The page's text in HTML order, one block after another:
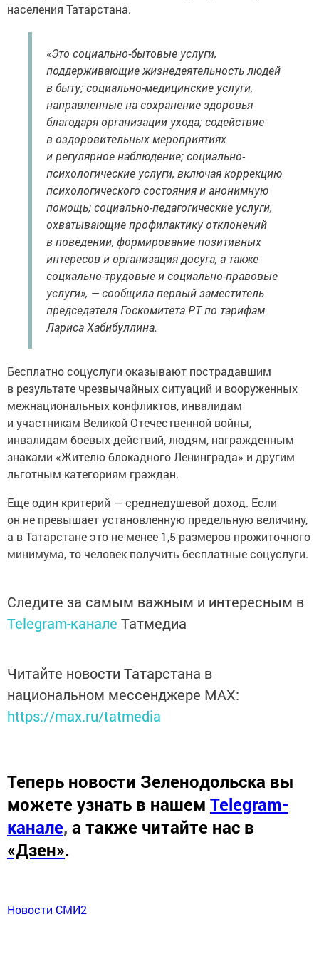
населения Татарстана.
«Это социально-бытовые услуги,
поддерживающие жизнедеятельность людей
в быту; социально-медицинские услуги,
направленные на сохранение здоровья
благодаря организации ухода; содействие
в оздоровительных мероприятиях
и регулярное наблюдение; социально-
психологические услуги, включая коррекцию
психологического состояния и анонимную
помощь; социально-педагогические услуги,
охватывающие профилактику отклонений
в поведении, формирование позитивных
интересов и организация досуга, а также
социально-трудовые и социально-правовые
услуги», — сообщила первый заместитель
председателя Госкомитета РТ по тарифам
Лариса Хабибуллина.
Бесплатно соцуслуги оказывают пострадавшим
в результате чрезвычайных ситуаций и вооруженных
межнациональных конфликтов, инвалидам
и участникам Великой Отечественной войны,
инвалидам боевых действий, людям, награжденным
знаками «Жителю блокадного Ленинграда» и другим
льготным категориям граждан.
Еще один критерий — среднедушевой доход. Если
он не превышает установленную предельную величину,
а в Татарстане это не менее 1,5 размеров прожиточного
минимума, то человек получить бесплатные соцуслуги.
Следите за самым важным и интересным в
Telegram-канале Татмедиа
Читайте новости Татарстана в
национальном мессенджере MАХ:
https://max.ru/tatmedia
Теперь новости Зеленодольска вы
можете узнать в нашем Telegram-
канале, а также читайте нас в
«Дзен».
Новости СМИ2